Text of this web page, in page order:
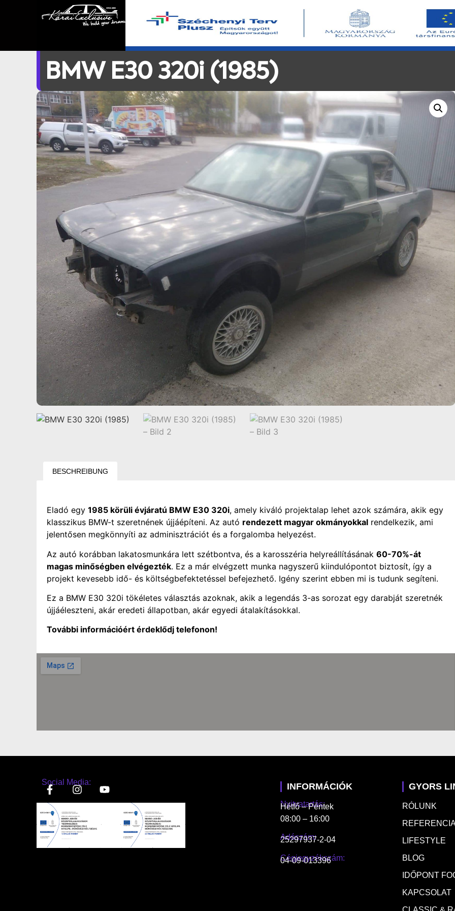
BMW E30 320i (1985)
BESCHREIBUNG
Eladó egy 1985 körüli évjáratú BMW E30 320i, amely kiváló projektalap lehet azok számára, akik egy
klasszikus BMW-t szeretnének újjáépíteni. Az autó rendezett magyar okmányokkal rendelkezik, ami
jelentősen megkönnyíti az adminisztrációt és a forgalomba helyezést.
Az autó korábban lakatosmunkára lett szétbontva, és a karosszéria helyreállításának 60-70%-át
magas minőségben elvégezték. Ez a már elvégzett munka nagyszerű kiindulópontot biztosít, így a
projekt kevesebb idő- és költségbefektetéssel befejezhető. Igény szerint ebben mi is tudunk segíteni.
Ez a BMW E30 320i tökéletes választás azoknak, akik a legendás 3-as sorozat egy darabját szeretnék
újjáéleszteni, akár eredeti állapotban, akár egyedi átalakításokkal.
További információért érdeklődj telefonon!
Social Media: INFORMÁCIÓK
Nyitvatartás:
Hétfő – Péntek
08:00 – 16:00
Adószám:
25297937-2-04
Cégjegyzékszám:
04-09-013396
GYORS
RÓLUNK
LIFESTYLE
BLOG
IDŐPONT
KAPCSOLAT